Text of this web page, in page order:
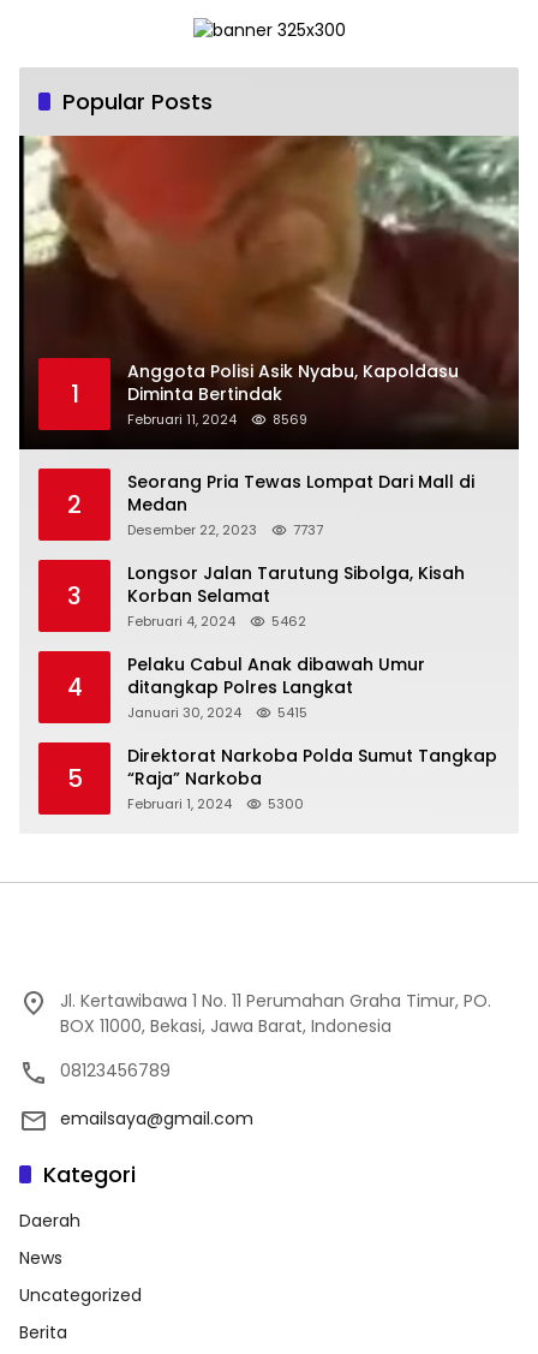
Popular Posts
1
Anggota Polisi Asik Nyabu, Kapoldasu
Diminta Bertindak
Februari 11, 2024 8569
2
Seorang Pria Tewas Lompat Dari Mall di
Medan
Desember 22, 2023 7737
3
Longsor Jalan Tarutung Sibolga, Kisah
Korban Selamat
Februari 4, 2024 5462
4
Pelaku Cabul Anak dibawah Umur
ditangkap Polres Langkat
Januari 30, 2024 5415
5
Direktorat Narkoba Polda Sumut Tangkap
“Raja” Narkoba
Februari 1, 2024 5300
Jl. Kertawibawa 1 No. 11 Perumahan Graha Timur, PO.
BOX 11000, Bekasi, Jawa Barat, Indonesia
08123456789
emailsaya@gmail.com
Kategori
Daerah
News
Uncategorized
Berita